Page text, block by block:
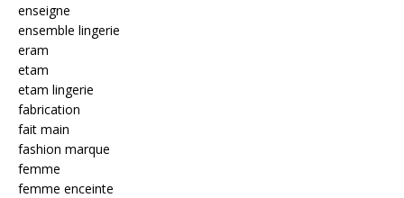
enseigne
ensemble lingerie
eram
etam
etam lingerie
fabrication
fait main
fashion marque
femme
femme enceinte